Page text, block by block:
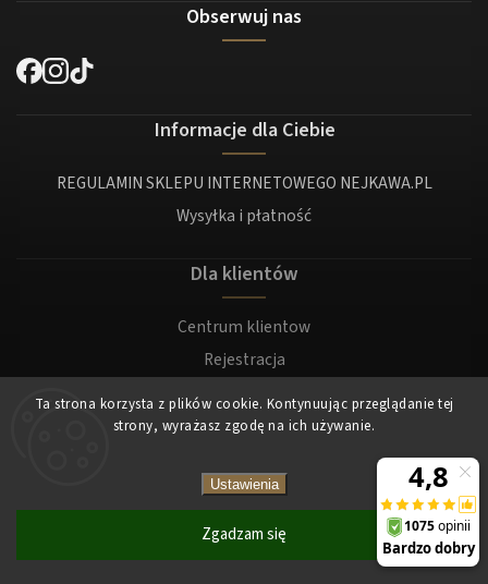
Ta strona korzysta z plików cookie. Kontynuując przeglądanie tej
strony, wyrażasz zgodę na ich używanie.
Ustawienia
Zgadzam się
Obserwuj nas
Informacje dla Ciebie
REGULAMIN SKLEPU INTERNETOWEGO NEJKAWA.PL
Wysyłka i płatność
Dla klientów
Centrum klientow
Rejestracja
Zaloguj sie
Nejkawa. Wszystkie prawa zastrzeżone.